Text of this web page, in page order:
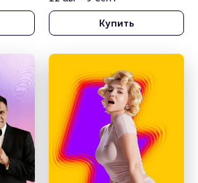
Купить